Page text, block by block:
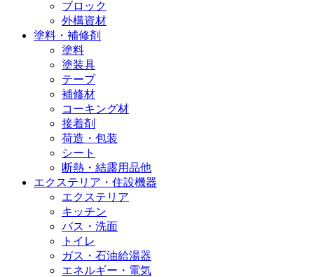
ブロック
外構資材
塗料・補修剤
塗料
塗装具
テープ
補修材
コーキング材
接着剤
荷造・包装
シート
断熱・結露用品他
エクステリア・住設機器
エクステリア
キッチン
バス・洗面
トイレ
ガス・石油給湯器
エネルギー・電気